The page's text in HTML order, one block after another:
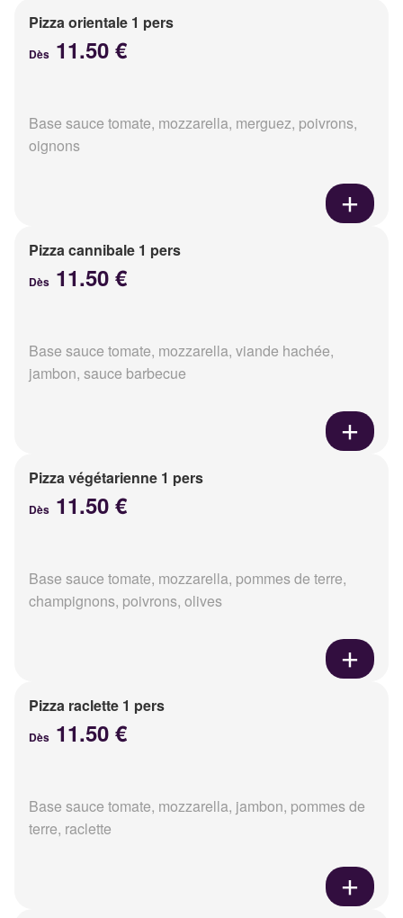
Pizza orientale 1 pers
Dès 11.50 €
Base sauce tomate, mozzarella, merguez, poivrons,
oignons
Pizza cannibale 1 pers
Dès 11.50 €
Base sauce tomate, mozzarella, viande hachée,
jambon, sauce barbecue
Pizza végétarienne 1 pers
Dès 11.50 €
Base sauce tomate, mozzarella, pommes de terre,
champignons, poivrons, olives
Pizza raclette 1 pers
Dès 11.50 €
Base sauce tomate, mozzarella, jambon, pommes de
terre, raclette